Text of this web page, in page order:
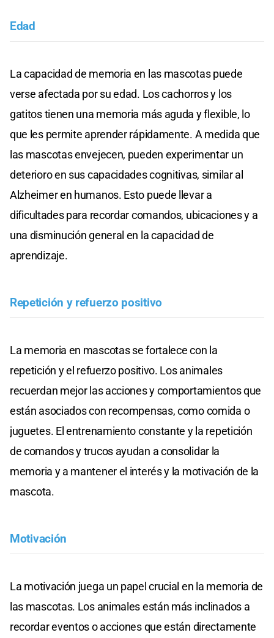
Edad
La capacidad de memoria en las mascotas puede
verse afectada por su edad. Los cachorros y los
gatitos tienen una memoria más aguda y flexible, lo
que les permite aprender rápidamente. A medida que
las mascotas envejecen, pueden experimentar un
deterioro en sus capacidades cognitivas, similar al
Alzheimer en humanos. Esto puede llevar a
dificultades para recordar comandos, ubicaciones y a
una disminución general en la capacidad de
aprendizaje.
Repetición y refuerzo positivo
La memoria en mascotas se fortalece con la
repetición y el refuerzo positivo. Los animales
recuerdan mejor las acciones y comportamientos que
están asociados con recompensas, como comida o
juguetes. El entrenamiento constante y la repetición
de comandos y trucos ayudan a consolidar la
memoria y a mantener el interés y la motivación de la
mascota.
Motivación
La motivación juega un papel crucial en la memoria de
las mascotas. Los animales están más inclinados a
recordar eventos o acciones que están directamente